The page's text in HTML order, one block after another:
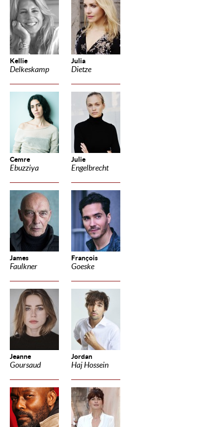
Kellie
Delkeskamp
Julia
Dietze
Cemre
Ebuzziya
Julie
Engelbrecht
James
Faulkner
François
Goeske
Jeanne
Goursaud
Jordan
Haj Hossein